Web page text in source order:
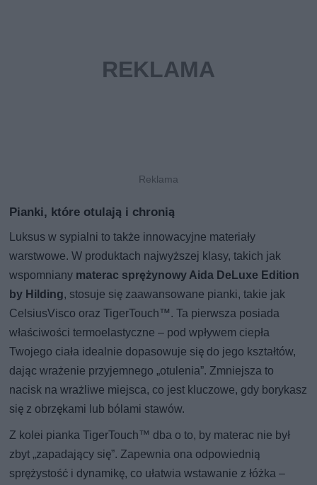
Pianki, które otulają i chronią
Luksus w sypialni to także innowacyjne materiały
warstwowe. W produktach najwyższej klasy, takich jak
wspomniany materac sprężynowy Aida DeLuxe Edition
by Hilding, stosuje się zaawansowane pianki, takie jak
CelsiusVisco oraz TigerTouch™. Ta pierwsza posiada
właściwości termoelastyczne – pod wpływem ciepła
Twojego ciała idealnie dopasowuje się do jego kształtów,
dając wrażenie przyjemnego „otulenia”. Zmniejsza to
nacisk na wrażliwe miejsca, co jest kluczowe, gdy borykasz
się z obrzękami lub bólami stawów.
Z kolei pianka TigerTouch™ dba o to, by materac nie był
zbyt „zapadający się”. Zapewnia ona odpowiednią
sprężystość i dynamikę, co ułatwia wstawanie z łóżka –